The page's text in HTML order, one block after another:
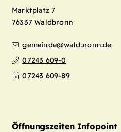
Marktplatz 7
76337 Waldbronn
gemeinde@waldbronn.de
07243 609-0
07243 609-89
Öffnungszeiten Infopoint